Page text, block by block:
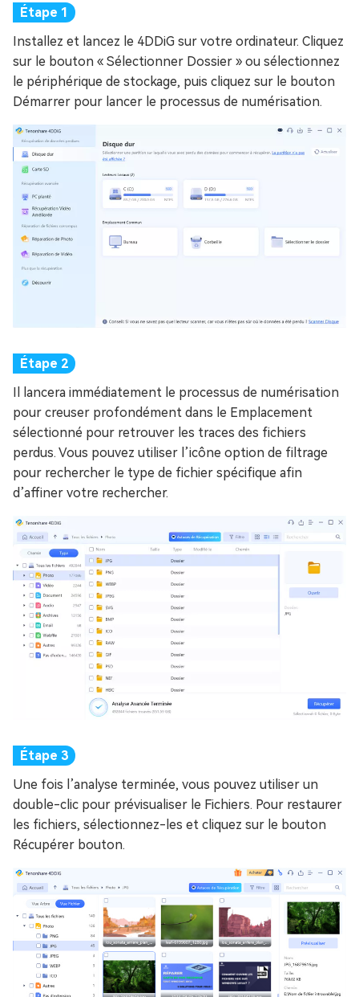
Installez et lancez le 4DDiG sur votre ordinateur. Cliquez
sur le bouton « Sélectionner Dossier » ou sélectionnez
le périphérique de stockage, puis cliquez sur le bouton
Démarrer pour lancer le processus de numérisation.
Il lancera immédiatement le processus de numérisation
pour creuser profondément dans le Emplacement
sélectionné pour retrouver les traces des fichiers
perdus. Vous pouvez utiliser l’icône option de filtrage
pour rechercher le type de fichier spécifique afin
d’affiner votre rechercher.
Une fois l’analyse terminée, vous pouvez utiliser un
double-clic pour prévisualiser le Fichiers. Pour restaurer
les fichiers, sélectionnez-les et cliquez sur le bouton
Récupérer bouton.